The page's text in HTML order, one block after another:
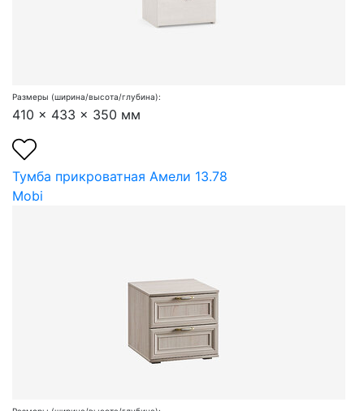
Размеры (ширина/высота/глубина):
410 x 433 x 350 мм
Тумба прикроватная Амели 13.78
Mobi